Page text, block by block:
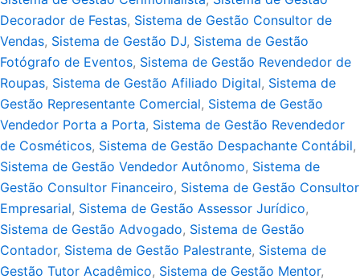
Decorador de Festas, Sistema de Gestão Consultor de
Vendas, Sistema de Gestão DJ, Sistema de Gestão
Fotógrafo de Eventos, Sistema de Gestão Revendedor de
Roupas, Sistema de Gestão Afiliado Digital, Sistema de
Gestão Representante Comercial, Sistema de Gestão
Vendedor Porta a Porta, Sistema de Gestão Revendedor
de Cosméticos, Sistema de Gestão Despachante Contábil,
Sistema de Gestão Vendedor Autônomo, Sistema de
Gestão Consultor Financeiro, Sistema de Gestão Consultor
Empresarial, Sistema de Gestão Assessor Jurídico,
Sistema de Gestão Advogado, Sistema de Gestão
Contador, Sistema de Gestão Palestrante, Sistema de
Gestão Tutor Acadêmico, Sistema de Gestão Mentor,